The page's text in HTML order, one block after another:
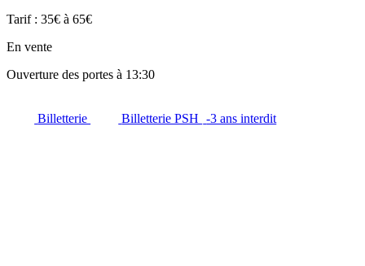
Tarif : 35€ à 65€
En vente
Ouverture des portes à 13:30
Billetterie Billetterie PSH -3 ans interdit